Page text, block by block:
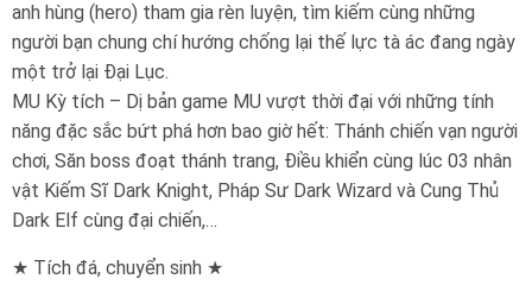
anh hùng (hero) tham gia rèn luyện, tìm kiếm cùng những
người bạn chung chí hướng chống lại thế lực tà ác đang ngày
một trở lại Đại Lục.
MU Kỳ tích – Dị bản game MU vượt thời đại với những tính
năng đặc sắc bứt phá hơn bao giờ hết: Thánh chiến vạn người
chơi, Săn boss đoạt thánh trang, Điều khiển cùng lúc 03 nhân
vật Kiếm Sĩ Dark Knight, Pháp Sư Dark Wizard và Cung Thủ
Dark Elf cùng đại chiến,…
★ Tích đá, chuyển sinh ★